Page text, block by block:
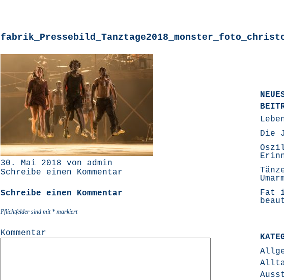
30. Mai 2018 von admin
Schreibe einen Kommentar
Schreibe einen Kommentar
Pflichtfelder sind mit * markiert
Kommentar
Die
Fat